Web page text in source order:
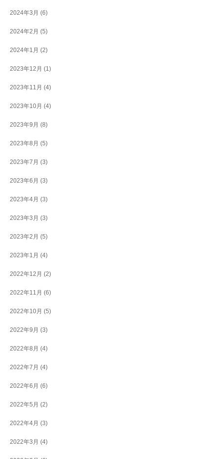
2024年3月 (6)
2024年2月 (5)
2024年1月 (2)
2023年12月 (1)
2023年11月 (4)
2023年10月 (4)
2023年9月 (8)
2023年8月 (5)
2023年7月 (3)
2023年6月 (3)
2023年4月 (3)
2023年3月 (3)
2023年2月 (5)
2023年1月 (4)
2022年12月 (2)
2022年11月 (6)
2022年10月 (5)
2022年9月 (3)
2022年8月 (4)
2022年7月 (4)
2022年6月 (6)
2022年5月 (2)
2022年4月 (3)
2022年3月 (4)